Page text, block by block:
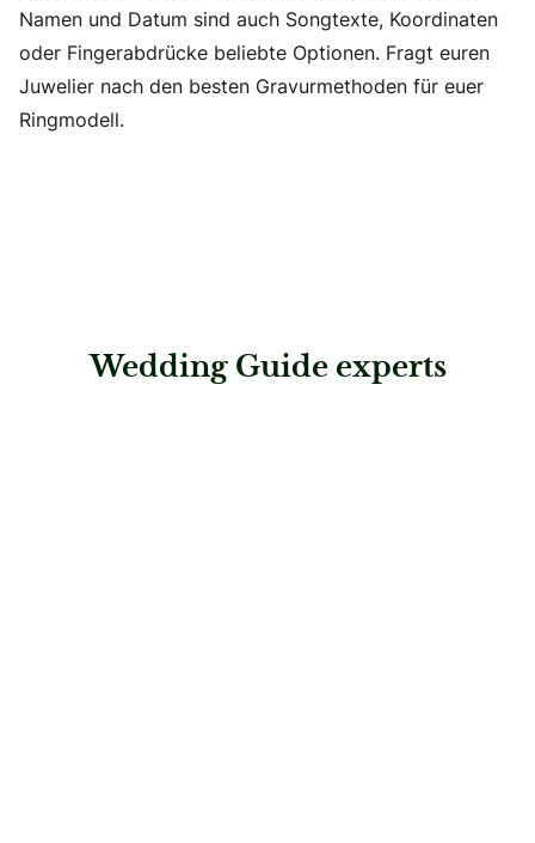
Namen und Datum sind auch Songtexte, Koordinaten
oder Fingerabdrücke beliebte Optionen. Fragt euren
Juwelier nach den besten Gravurmethoden für euer
Ringmodell.
Wedding Guide experts